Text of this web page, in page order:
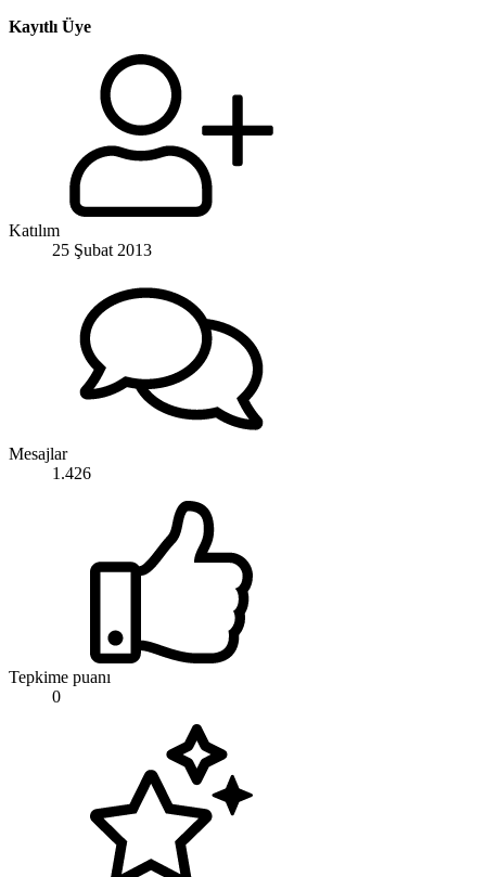
Kayıtlı Üye
Katılım
25 Şubat 2013
Mesajlar
1.426
Tepkime puanı
0